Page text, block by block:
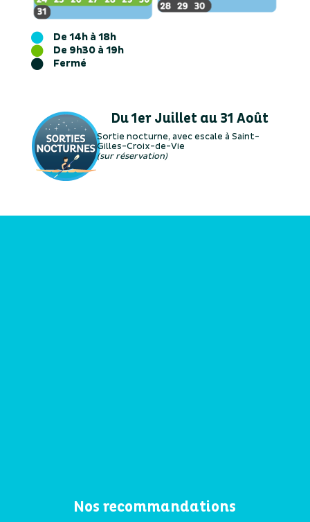
 De 14h à 18h
 De 9h30 à 19h
 Fermé
Du 1er Juillet au 31 Août
Sortie nocturne, avec escale à Saint-
Gilles-Croix-de-Vie
(sur réservation)
Nos recommandations